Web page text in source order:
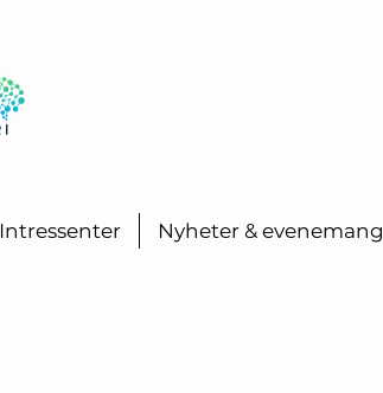
Intressenter Nyheter & evenemang